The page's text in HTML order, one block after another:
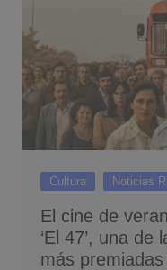
Cultura Noticias
El cine de
‘El 47’, una
más